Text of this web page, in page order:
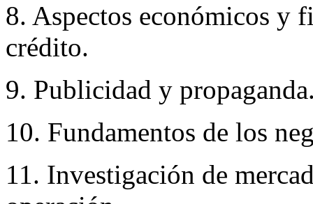
8. Aspectos económicos y
crédito.
9. Publicidad y
10. Fundamentos de los
11. Investigación de